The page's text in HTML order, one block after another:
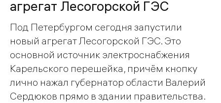
агрегат Лесогорской ГЭС
Под Петербургом сегодня запустили
новый агрегат Лесогорской ГЭС. Это
основной источник электроснабжения
Карельского перешейка, причём кнопку
лично нажал губернатор области Валерий
Сердюков прямо в здании правительства.